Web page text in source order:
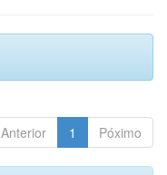
Anterior 1 Póximo